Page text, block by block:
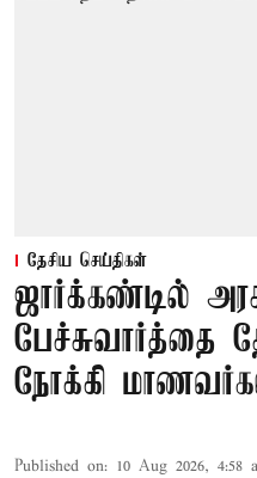
தேசிய செய்திகள்
ஜார்க்கண்டில்
பேச்சுவார்த்தை
நோக்கி
Published on: 10 Aug 2026, 4:58